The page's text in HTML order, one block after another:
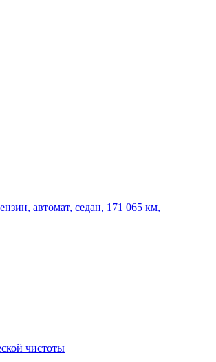
автомат, седан, 171 065 км,
чистоты